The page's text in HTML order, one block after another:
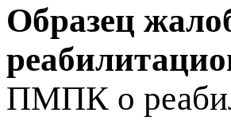
Образец
ПМПК о